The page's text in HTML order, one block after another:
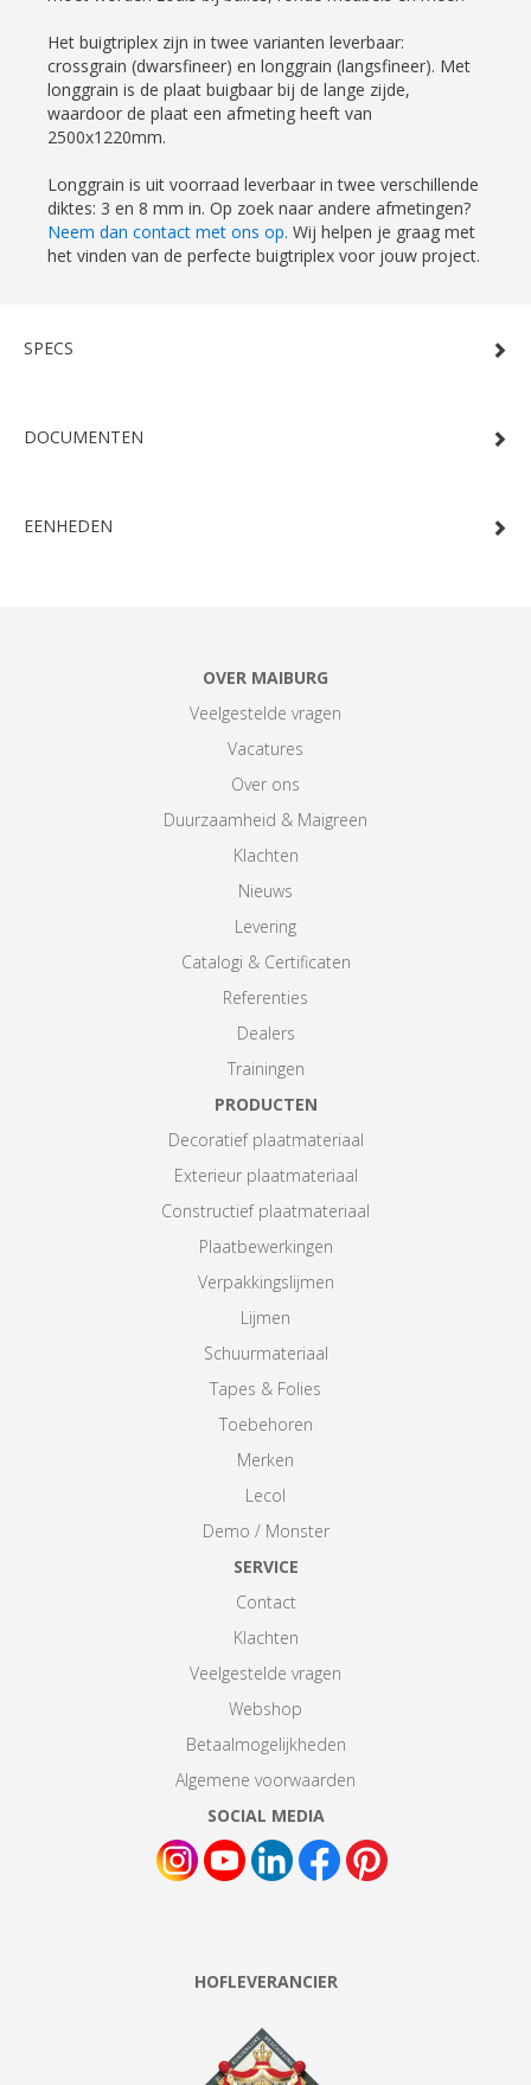
Het buigtriplex zijn in twee varianten leverbaar:
crossgrain (dwarsfineer) en longgrain (langsfineer). Met
longgrain is de plaat buigbaar bij de lange zijde,
waardoor de plaat een afmeting heeft van
2500x1220mm.
Longgrain is uit voorraad leverbaar in twee verschillende
diktes: 3 en 8 mm in. Op zoek naar andere afmetingen?
Neem dan contact met ons op. Wij helpen je graag met
het vinden van de perfecte buigtriplex voor jouw project.
SPECS
DOCUMENTEN
EENHEDEN
OVER MAIBURG
Veelgestelde vragen
Vacatures
Over ons
Duurzaamheid & Maigreen
Klachten
Nieuws
Levering
Catalogi & Certificaten
Referenties
Dealers
Trainingen
PRODUCTEN
Decoratief plaatmateriaal
Exterieur plaatmateriaal
Constructief plaatmateriaal
Plaatbewerkingen
Verpakkingslijmen
Lijmen
Schuurmateriaal
Tapes & Folies
Toebehoren
Merken
Lecol
Demo / Monster
SERVICE
Contact
Klachten
Veelgestelde vragen
Webshop
Betaalmogelijkheden
Algemene voorwaarden
SOCIAL MEDIA
HOFLEVERANCIER